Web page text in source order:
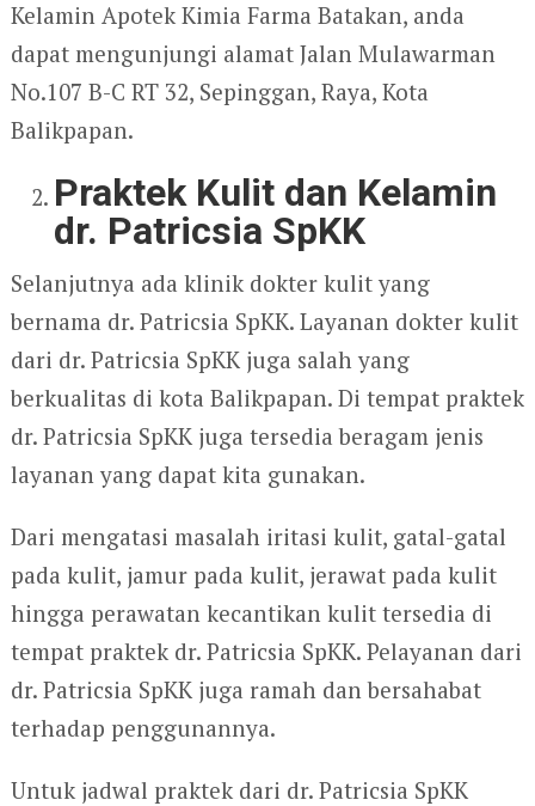
Kelamin Apotek Kimia Farma Batakan, anda
dapat mengunjungi alamat Jalan Mulawarman
No.107 B-C RT 32, Sepinggan, Raya, Kota
Balikpapan.
Praktek Kulit dan Kelamin
dr. Patricsia SpKK
Selanjutnya ada klinik dokter kulit yang
bernama dr. Patricsia SpKK. Layanan dokter kulit
dari dr. Patricsia SpKK juga salah yang
berkualitas di kota Balikpapan. Di tempat praktek
dr. Patricsia SpKK juga tersedia beragam jenis
layanan yang dapat kita gunakan.
Dari mengatasi masalah iritasi kulit, gatal-gatal
pada kulit, jamur pada kulit, jerawat pada kulit
hingga perawatan kecantikan kulit tersedia di
tempat praktek dr. Patricsia SpKK. Pelayanan dari
dr. Patricsia SpKK juga ramah dan bersahabat
terhadap penggunannya.
Untuk jadwal praktek dari dr. Patricsia SpKK